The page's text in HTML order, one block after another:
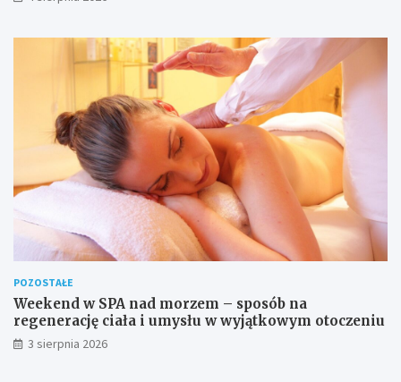
POZOSTAŁE
Weekend w SPA nad morzem – sposób na
regenerację ciała i umysłu w wyjątkowym otoczeniu
3 sierpnia 2026